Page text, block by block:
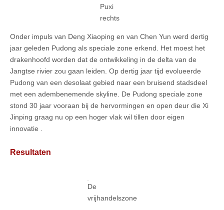
Puxi
rechts
Onder impuls van Deng Xiaoping en van Chen Yun werd dertig
jaar geleden Pudong als speciale zone erkend. Het moest het
drakenhoofd worden dat de ontwikkeling in de delta van de
Jangtse rivier zou gaan leiden. Op dertig jaar tijd evolueerde
Pudong van een desolaat gebied naar een bruisend stadsdeel
met een adembenemende skyline. De Pudong speciale zone
stond 30 jaar vooraan bij de hervormingen en open deur die Xi
Jinping graag nu op een hoger vlak wil tillen door eigen
innovatie .
Resultaten
De
vrijhandelszone